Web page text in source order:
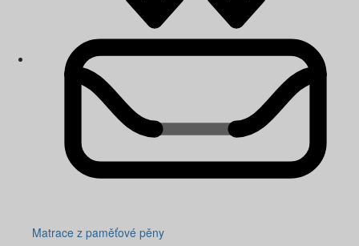
Matrace z paměťové pěny